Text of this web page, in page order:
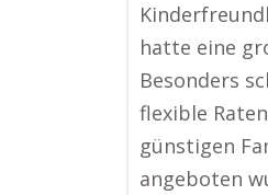
hatte eine
Besonders
flexible
günstigen
angeboten